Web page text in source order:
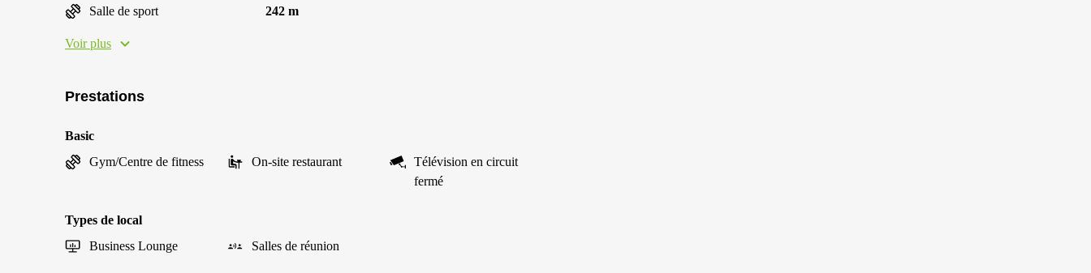
Salle de sport 242 m
Voir plus
Prestations
Basic
Gym/Centre de fitness
On-site restaurant
Télévision en circuit
fermé
Types de local
Business Lounge
Salles de réunion